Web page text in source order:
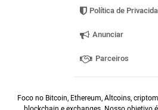
Política de
Anunciar
Parceiros
Foco no Bitcoin, Ethereum, Altcoins,